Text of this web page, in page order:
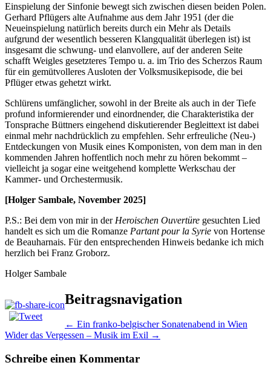
Einspielung der Sinfonie bewegt sich zwischen diesen beiden Polen.
Gerhard Pflügers alte Aufnahme aus dem Jahr 1951 (der die
Neueinspielung natürlich bereits durch ein Mehr als Details
aufgrund der wesentlich besseren Klangqualität überlegen ist) ist
insgesamt die schwung- und elanvollere, auf der anderen Seite
schafft Weigles gesetzteres Tempo u. a. im Trio des Scherzos Raum
für ein gemütvolleres Ausloten der Volksmusikepisode, die bei
Pflüger etwas gehetzt wirkt.
Schlürens umfänglicher, sowohl in der Breite als auch in der Tiefe
profund informierender und einordnender, die Charakteristika der
Tonsprache Büttners eingehend diskutierender Begleittext ist dabei
einmal mehr nachdrücklich zu empfehlen. Sehr erfreuliche (Neu-)
Entdeckungen von Musik eines Komponisten, von dem man in den
kommenden Jahren hoffentlich noch mehr zu hören bekommt –
vielleicht ja sogar eine weitgehend komplette Werkschau der
Kammer- und Orchestermusik.
[Holger Sambale, November 2025]
P.S.: Bei dem von mir in der Heroischen Ouvertüre gesuchten Lied
handelt es sich um die Romanze Partant pour la Syrie von Hortense
de Beauharnais. Für den entsprechenden Hinweis bedanke ich mich
herzlich bei Franz Groborz.
Holger Sambale
Beitragsnavigation
← Ein franko-belgischer Sonatenabend in Wien
Wider das Vergessen – Musik im Exil →
Schreibe einen Kommentar